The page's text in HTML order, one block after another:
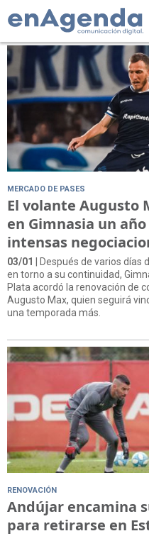
Tag: Contrato
MERCADO DE PASES
El volante Augusto
en Gimnasia un
intensas
03/01
| Después de varios días
en torno a su continuidad,
Plata acordó la renovación de
Augusto Max, quien seguirá
una temporada más.
RENOVACIÓN
Andújar encamina
para retirarse en